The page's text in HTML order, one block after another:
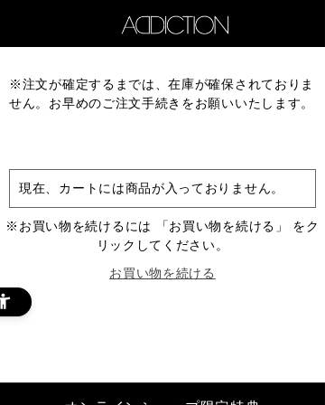
※注文が確定するまでは、在庫が確保されておりま
せん。お早めのご注文手続きをお願いいたします。
現在、カートには商品が入っておりません。
※お買い物を続けるには 「お買い物を続ける」 をク
リックしてください。
お買い物を続ける